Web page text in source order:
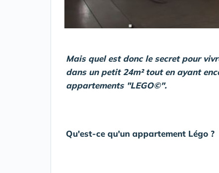
Mais quel est donc le secret pour
dans un petit 24m² tout en ayant
appartements "LEGO©".
Qu'est-ce qu'un appartement Légo ?